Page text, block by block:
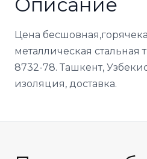
Цена
металлическая стальная
8732-78. Ташкент,
изоляция, доставка.